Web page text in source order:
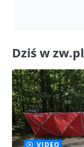
Dziś w zw.pl
VIDEO